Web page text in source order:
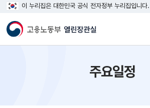
이 누리집은 대한민국 공식 전자정부 누리집입니다.
주요일정